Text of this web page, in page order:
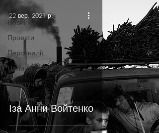
Стрічка
Новини
Проекти
Персоналії
Полиця
Інституції
Галерея
Іза Анни Войтенко
22 вер. 2021 р.